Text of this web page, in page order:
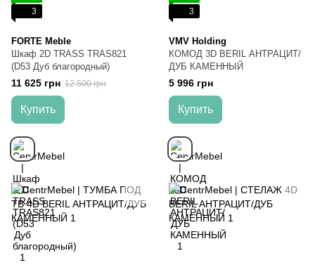
3
FORTE Meble
Шкаф 2D TRASS TRAS821
(D53 Дуб благородный)
11 625 грн 12 500 грн
Купить
3
VMV Holding
КОМОД 3D BERIL АНТРАЦИТ/
ДУБ КАМЕННЫЙ
5 996 грн
Купить